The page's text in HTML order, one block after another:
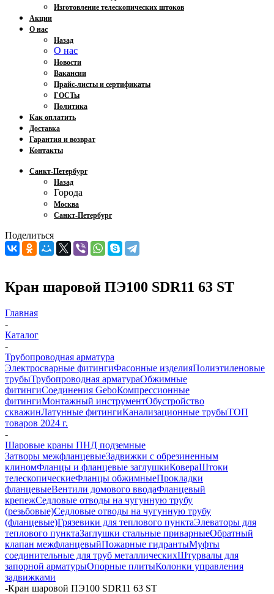
Изготовление телескопических штоков
Акции
О нас
Назад
О нас
Новости
Вакансии
Прайс-листы и сертификаты
ГОСТы
Политика
Как оплатить
Доставка
Гарантия и возврат
Контакты
Санкт-Петербург
Назад
Города
Москва
Санкт-Петербург
Поделиться
Кран шаровой ПЭ100 SDR11 63 ST
Главная
-
Каталог
-
Трубопроводная арматура
Электросварные фитингиФасонные изделияПолиэтиленовые
трубыТрубопроводная арматураОбжимные
фитингиСоединения GeboКомпрессионные
фитингиМонтажный инструментОбустройство
скважинЛатунные фитингиКанализационные трубыТОП
товаров 2024 г.
-
Шаровые краны ПНД подземные
Затворы межфланцевыеЗадвижки с обрезиненным
клиномФланцы и фланцевые заглушкиКовераШтоки
телескопическиеФланцы обжимныеПрокладки
фланцевыеВентили домового вводаФланцевый
крепежСедловые отводы на чугунную трубу
(резьбовые)Седловые отводы на чугунную трубу
(фланцевые)Грязевики для теплового пунктаЭлеваторы для
теплового пунктаЗаглушки стальные приварныеОбратный
клапан межфланцевыйПожарные гидрантыМуфты
соединительные для труб металлическихШтурвалы для
запорной арматурыОпорные плитыКолонки управления
задвижками
-Кран шаровой ПЭ100 SDR11 63 ST